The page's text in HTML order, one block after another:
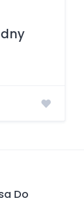
Do